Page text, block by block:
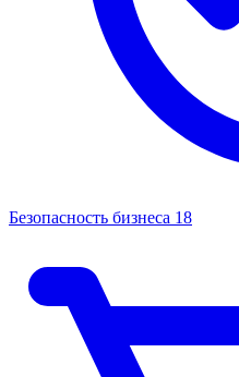
Безопасность бизнеса 18